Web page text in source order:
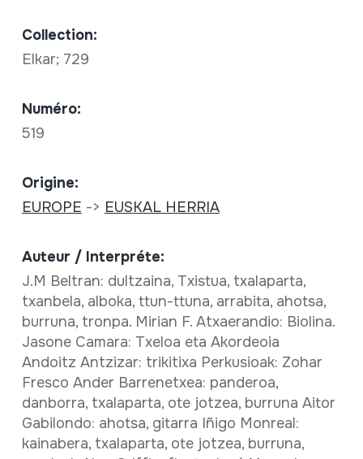
Collection:
Elkar; 729
Numéro:
519
Origine:
EUROPE -> EUSKAL HERRIA
Auteur / Interpréte:
J.M Beltran: dultzaina, Txistua, txalaparta,
txanbela, alboka, ttun-ttuna, arrabita, ahotsa,
burruna, tronpa. Mirian F. Atxaerandio: Biolina.
Jasone Camara: Txeloa eta Akordeoia
Andoitz Antzizar: trikitixa Perkusioak: Zohar
Fresco Ander Barrenetxea: panderoa,
danborra, txalaparta, ote jotzea, burruna Aitor
Gabilondo: ahotsa, gitarra Iñigo Monreal:
kainabera, txalaparta, ote jotzea, burruna,